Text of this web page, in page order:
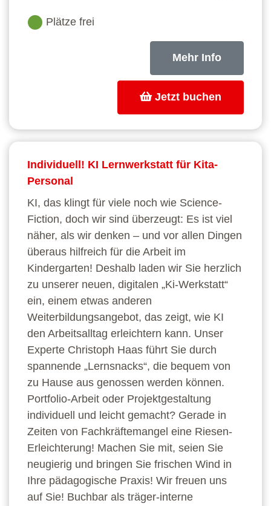
Plätze frei
Mehr Info
Jetzt buchen
Individuell! KI Lernwerkstatt für Kita-
Personal
KI, das klingt für viele noch wie Science-
Fiction, doch wir sind überzeugt: Es ist viel
näher, als wir denken – und vor allen Dingen
überaus hilfreich für die Arbeit im
Kindergarten! Deshalb laden wir Sie herzlich
zu unserer neuen, digitalen „Ki-Werkstatt“
ein, einem etwas anderen
Weiterbildungsangebot, das zeigt, wie KI
den Arbeitsalltag erleichtern kann. Unser
Experte Christoph Haas führt Sie durch
spannende „Lernsnacks“, die bequem von
zu Hause aus genossen werden können.
Portfolio-Arbeit oder Projektgestaltung
individuell und leicht gemacht? Gerade in
Zeiten von Fachkräftemangel eine Riesen-
Erleichterung! Machen Sie mit, seien Sie
neugierig und bringen Sie frischen Wind in
Ihre pädagogische Praxis! Wir freuen uns
auf Sie! Buchbar als träger-interne